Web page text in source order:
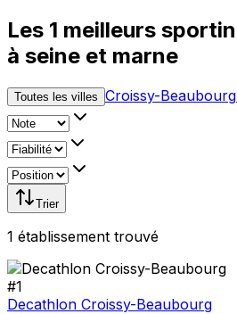
Les 1 meilleurs
à seine et marne
Toutes les villes Croissy-Beaubourg
Trier
1 établissement trouvé
#1
Decathlon Croissy-Beaubourg